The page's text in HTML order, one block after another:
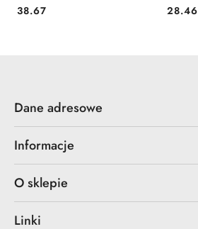
Cena:
38.67 Cena:
28.46
Dane adresowe
Informacje
O sklepie
Linki